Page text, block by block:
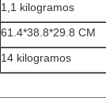
1,1 kilogramos
61.4*38.8*29.8 CM
14 kilogramos